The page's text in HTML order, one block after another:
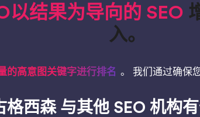
以结果为导向的 SEO
入。
的高意图关键字进行排名 。 我们通过确保
格西森 与其他 SEO 机构有